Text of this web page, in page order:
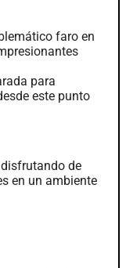
faro en
para
este punto
de
en un ambiente